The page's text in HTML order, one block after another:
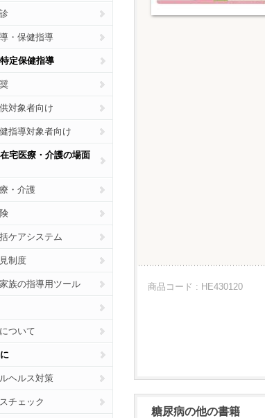
商品コード : HE430120
糖尿病の他の書籍
症
尿酸血症
ックシンドローム
う症
アレルギー
臓病
エンザ
イズ・STI
風しん
け
病気・健康づくり
健康づくり
間ドック受診勧奨
間ドックの結果通
の受診勧奨、結果説
・保健指導
ル
病予防総合
定保健指導
対象者向け
指導対象者向け
・特定保健指導総合
ル
宅医療・介護の場面
・介護
ケアシステム
制度
族の指導用ツール
ついて
ヘルス対策
チェック